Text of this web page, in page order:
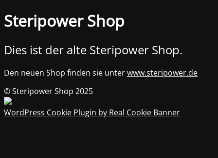
Steripower Shop
Dies ist der alte Steripower Shop.
Den neuen Shop finden sie unterwww.steripower.de
© Steripower Shop 2025
WordPress Cookie Plugin by Real Cookie Banner